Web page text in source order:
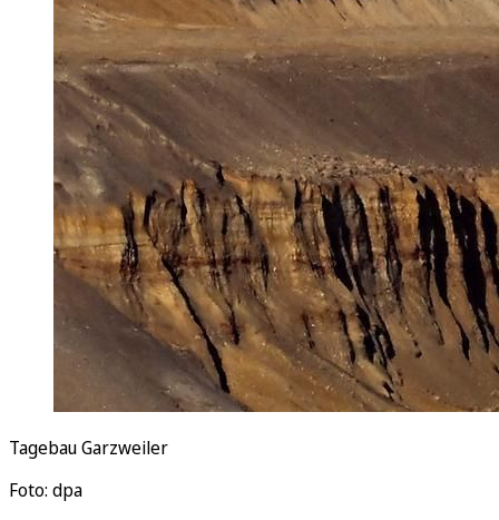
Tagebau Garzweiler
Foto: dpa